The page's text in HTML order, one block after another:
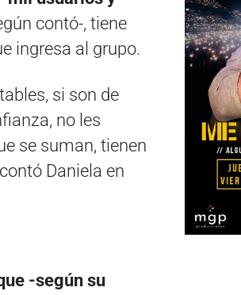
contó-, tiene
ingresa al grupo.
si son de
no les
se suman, tienen
Daniela en
-según su